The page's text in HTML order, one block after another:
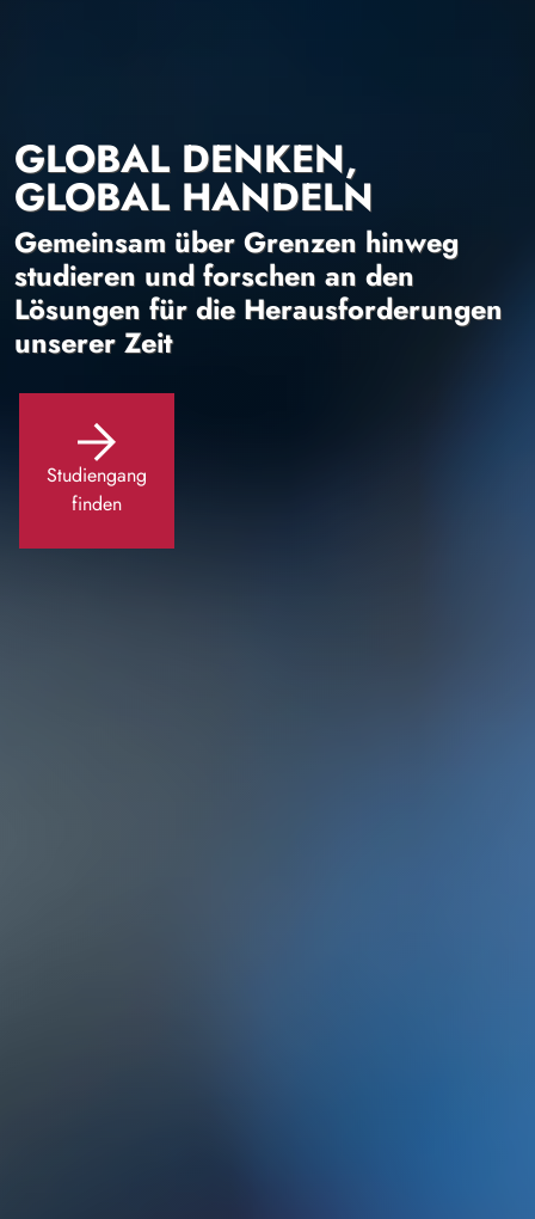
GLOBAL DENKEN,
GLOBAL HANDELN
Gemeinsam über Grenzen hinweg
studieren und forschen an den
Lösungen für die Herausforderungen
unserer Zeit
Studiengang
finden